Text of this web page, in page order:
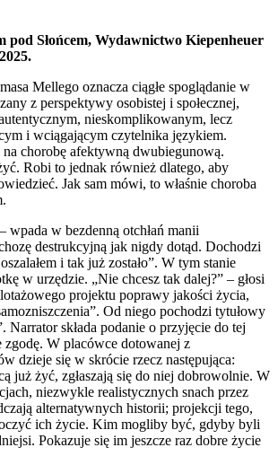
pod Słońcem, Wydawnictwo Kiepenheuer
Mellego oznacza ciągłe spoglądanie w
z perspektywy osobistej i społecznej,
nieskomplikowanym, lecz
i wciągającym czytelnika językiem.
chorobę afektywną dwubiegunową.
Robi to jednak również dlatego, aby
Jak sam mówi, to właśnie choroba
wpada w bezdenną otchłań manii
destrukcyjną jak nigdy dotąd. Dochodzi
i tak już zostało”. W tym stanie
w urzędzie. „Nie chcesz tak dalej?” – głosi
projektu poprawy jakości życia,
Od niego pochodzi tytułowy
Narrator składa podanie o przyjęcie do tej
W placówce dotowanej z
dzieje się w skrócie rzecz następująca:
już żyć, zgłaszają się do niej dobrowolnie. W
niezwykle realistycznych snach przez
alternatywnych historii; projekcji tego,
ich życie. Kim mogliby być, gdyby byli
Pokazuje się im jeszcze raz dobre życie